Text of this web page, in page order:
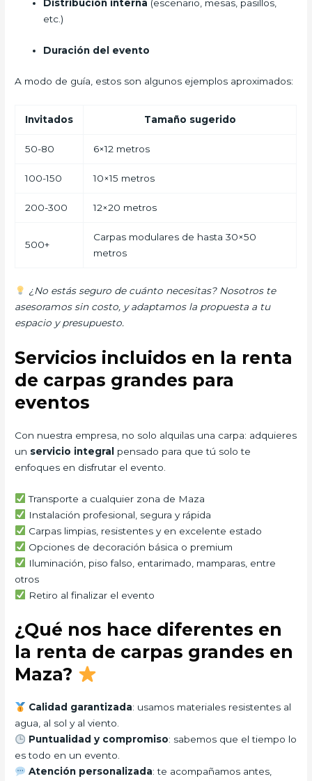
Distribución interna (escenario, mesas, pasillos,
etc.)
Duración del evento
A modo de guía, estos son algunos ejemplos aproximados:
Invitados Tamaño sugerido
50-80 6×12 metros
100-150 10×15 metros
200-300 12×20 metros
500+
Carpas modulares de hasta 30×50
metros
¿No estás seguro de cuánto necesitas? Nosotros te
asesoramos sin costo, y adaptamos la propuesta a tu
espacio y presupuesto.
Servicios incluidos en la renta
de carpas grandes para
eventos
Con nuestra empresa, no solo alquilas una carpa: adquieres
un servicio integral
pensado para que tú solo te
enfoques en disfrutar el evento.
Transporte a cualquier zona de Maza
Instalación profesional, segura y rápida
Carpas limpias, resistentes y en excelente estado
Opciones de decoración básica o premium
Iluminación, piso falso, entarimado, mamparas, entre
otros
Retiro al finalizar el evento
¿Qué nos hace diferentes en
la renta de carpas grandes en
Maza?
Calidad garantizada: usamos materiales resistentes al
agua, al sol y al viento.
Puntualidad y compromiso: sabemos que el tiempo lo
es todo en un evento.
Atención personalizada: te acompañamos antes,